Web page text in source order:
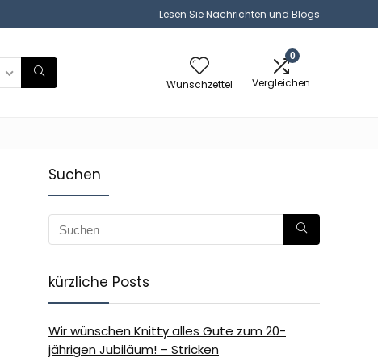
Lesen Sie Nachrichten und Blogs
Wunschzettel
0
Vergleichen
Suchen
kürzliche Posts
Wir wünschen Knitty alles Gute zum 20-
jährigen Jubiläum! – Stricken